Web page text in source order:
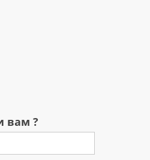
вам ?